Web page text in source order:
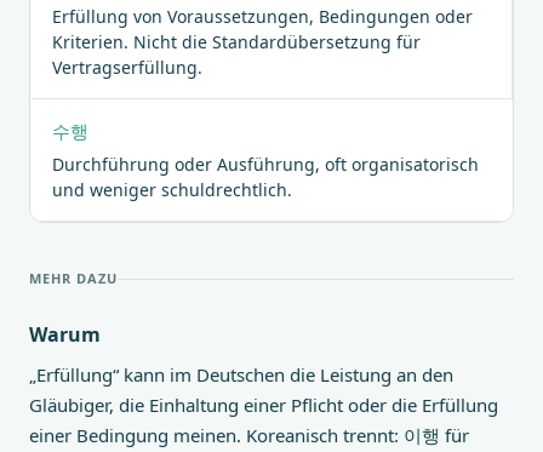
Erfüllung von Voraussetzungen, Bedingungen oder
Kriterien. Nicht die Standardübersetzung für
Vertragserfüllung.
수행
Durchführung oder Ausführung, oft organisatorisch
und weniger schuldrechtlich.
MEHR DAZU
Warum
„Erfüllung“ kann im Deutschen die Leistung an den
Gläubiger, die Einhaltung einer Pflicht oder die Erfüllung
einer Bedingung meinen. Koreanisch trennt: 이행 für